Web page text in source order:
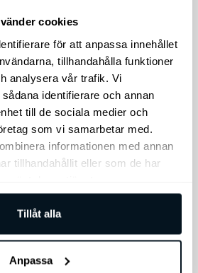
cookies
för att anpassa innehållet
tillhandahålla funktioner
analysera vår trafik. Vi
identifierare och annan
till de sociala medier och
som vi samarbetar med.
informationen med annan
tillhandahållit eller som de har
Tillåt alla
Anpassa
var:
179 kr.
är:
152 kr.
Rea!
WSH Wheel cleaner
500 ml